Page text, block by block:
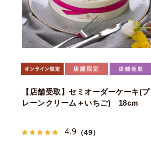
【店舗受取】セミオーダーケーキ(プ
レーンクリーム＋いちご) 18cm
4.9 （49）